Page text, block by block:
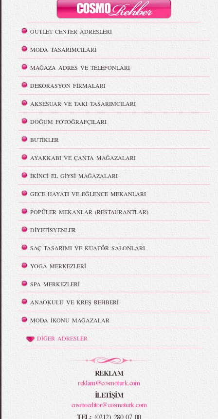
OUTLET CENTER ADRESLERİ
MODA TASARIMCILARI
MAĞAZA ADRES VE TELEFONLARI
DEKORASYON FİRMALARI
AKSESUAR VE TAKI TASARIMCILARI
DOĞUM FOTOĞRAFÇILARI
BUTİKLER
AYAKKABI VE ÇANTA MAĞAZALARI
İKİNCİ EL GİYSİ MAĞAZALARI
GECE HAYATI VE EĞLENCE MEKANLARI
POPÜLER MEKANLAR (RESTAURANTLAR)
DİYETİSYENLER
SAÇ TASARIMI VE KUAFÖR SALONLARI
YOGA MERKEZLERİ
SPA MERKEZLERİ
ANAOKULU VE KREŞ REHBERİ
MODA İKONU MAĞAZALAR
DİĞER ADRESLER
REKLAM
reklam@cosmoturk.com
İLETİŞİM
cosmoeditor@cosmoturk.com
TEL: (0212) 280 07 00